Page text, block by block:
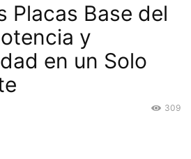
Placas Base del
y
en un Solo
309